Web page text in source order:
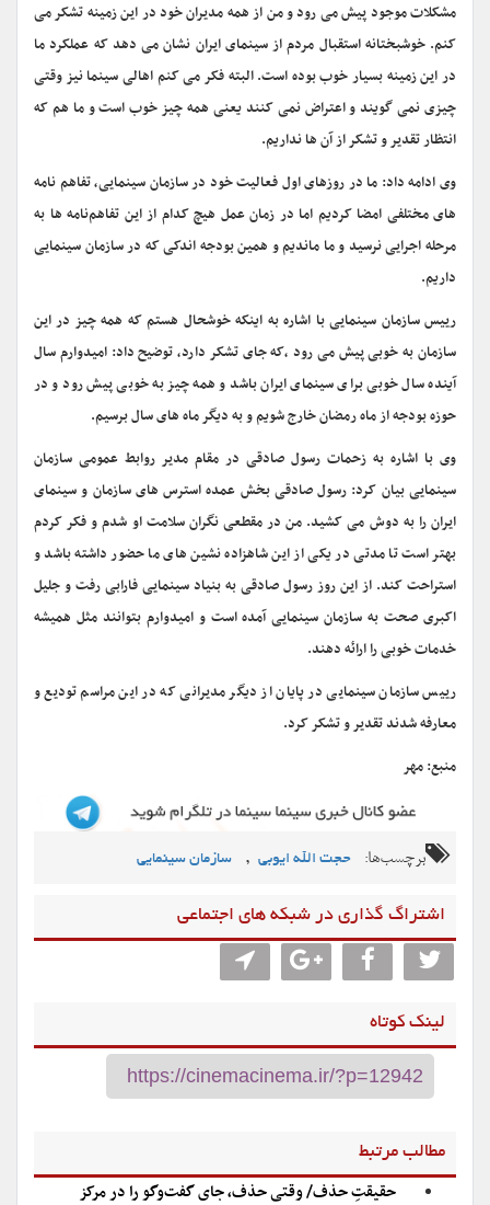
مشکلات موجود پیش می رود و من از همه مدیران خود در این زمینه تشکر می
کنم. خوشبختانه استقبال مردم از سینمای ایران نشان می دهد که عملکرد ما
در این زمینه بسیار خوب بوده است. البته فکر می کنم اهالی سینما نیز وقتی
چیزی نمی گویند و اعتراض نمی کنند یعنی همه چیز خوب است و ما هم که
انتظار تقدیر و تشکر از آن ها نداریم.
وی ادامه داد: ما در روزهای اول فعالیت خود در سازمان سینمایی، تفاهم نامه
های مختلفی امضا کردیم اما در زمان عمل هیچ کدام از این تفاهم‌نامه ها به
مرحله اجرایی نرسید و ما ماندیم و همین بودجه اندکی که در سازمان سینمایی
داریم.
رییس سازمان سینمایی با اشاره به اینکه خوشحال هستم که همه چیز در این
سازمان به خوبی پیش می رود ،که جای تشکر دارد، توضیح داد: امیدوارم سال
آینده سال خوبی برای سینمای ایران باشد و همه چیز به خوبی پیش رود و در
حوزه بودجه از ماه رمضان خارج شویم و به دیگر ماه های سال برسیم.
وی با اشاره به زحمات رسول صادقی در مقام مدیر روابط عمومی سازمان
سینمایی بیان کرد: رسول صادقی بخش عمده استرس های سازمان و سینمای
ایران را به دوش می کشید. من در مقطعی نگران سلامت او شدم و فکر کردم
بهتر است تا مدتی در یکی از این شاهزاده نشین های ما حضور داشته باشد و
استراحت کند. از این روز رسول صادقی به بنیاد سینمایی فارابی رفت و جلیل
اکبری صحت به سازمان سینمایی آمده است و امیدوارم بتوانند مثل همیشه
خدمات خوبی را ارائه دهند.
رییس سازمان سینمایی در پایان از دیگر مدیرانی که در این مراسم تودیع و
معارفه شدند تقدیر و تشکر کرد.
منبع: مهر
برچسب‌ها: حجت الله ایوبی , سازمان سینمایی
اشتراگ گذاری در شبکه های اجتماعی
لینک کوتاه
مطالب مرتبط
حقیقتِ حذف/ وقتی حذف، جای گفت‌وگو را در مرکز